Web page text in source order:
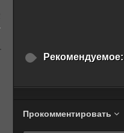
Рекомендуемое:
Прокомментировать